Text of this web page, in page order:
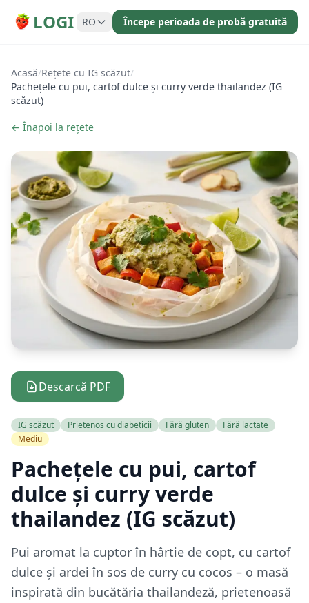
LOGI RO Începe perioada de probă gratuită
Acasă/Rețete cu IG scăzut/
Pachețele cu pui, cartof dulce și curry verde thailandez (IG
scăzut)
← Înapoi la rețete
Descarcă PDF
IG scăzut Prietenos cu diabeticii Fără gluten
Fără lactate
Mediu
Pachețele cu pui, cartof
dulce și curry verde
thailandez (IG scăzut)
Pui aromat la cuptor în hârtie de copt, cu cartof
dulce și ardei în sos de curry cu cocos – o masă
inspirată din bucătăria thailandeză, prietenoasă